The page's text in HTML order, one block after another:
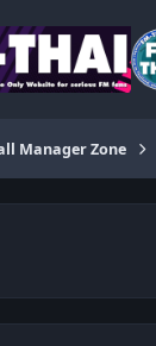
Manager Zone